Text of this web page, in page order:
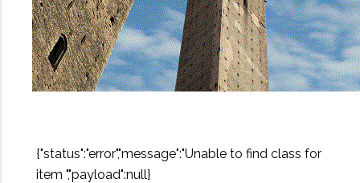
{"status":"error","message":"Unable to find class for
item ","payload":null}